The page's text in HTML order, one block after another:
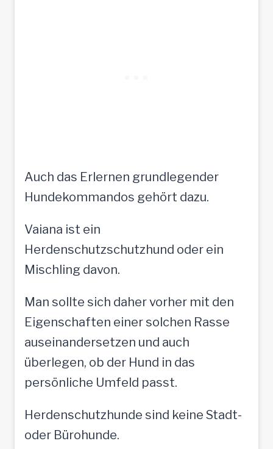
Auch das Erlernen grundlegender
Hundekommandos gehört dazu.
Vaiana ist ein
Herdenschutzschutzhund oder ein
Mischling davon.
Man sollte sich daher vorher mit den
Eigenschaften einer solchen Rasse
auseinandersetzen und auch
überlegen, ob der Hund in das
persönliche Umfeld passt.
Herdenschutzhunde sind keine Stadt-
oder Bürohunde.